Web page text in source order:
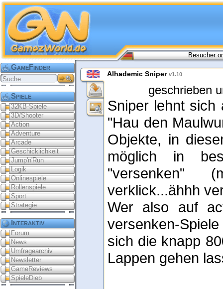
Besucher
GameFinder
Spiele
32KB-Spiele
3D/Shooter
Action
Adventure
Arcade
Geschicklichkeit
Jump'n'Run
Logik
Onlinespiele
Rollenspiele
Sport
Strategie
Interaktiv
Forum
News
Umfragearchiv
Newsletter
GameReviews
SpieleDieb
Alhademic Sniper v1.10
geschrieben
Sniper lehnt sich
"Hau den
Objekte, in
möglich in
"versenken"
verklick...ähhh
Wer also auf
versenken-
sich die knapp
Lappen gehen